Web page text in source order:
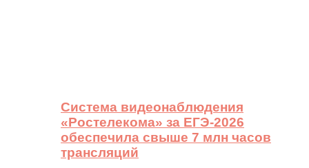
Система видеонаблюдения
«Ростелекома» за ЕГЭ-2026
обеспечила свыше 7 млн часов
трансляций